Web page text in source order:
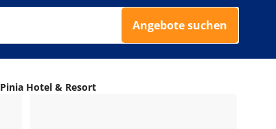
Angebote suchen
Pinia Hotel & Resort